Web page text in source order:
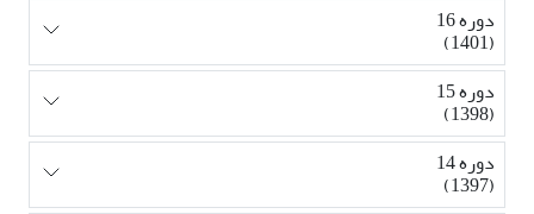
دوره 16
(1401)
دوره 15
(1398)
دوره 14
(1397)